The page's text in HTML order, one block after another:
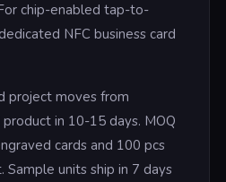
chip-enabled tap-to-
NFC business card
project moves from
in 10-15 days. MOQ
cards and 100 pcs
units ship in 7 days